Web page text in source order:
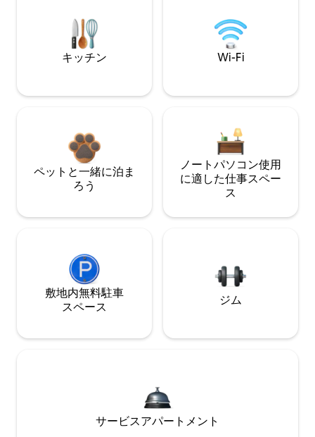
キッチン Wi-Fi
ペットと一緒に泊ま
ろう
ノートパソコン使用
に適した仕事スペー
ス
敷地内無料駐⁠車
ス⁠ペ⁠ー⁠ス
ジム
サービスアパートメント